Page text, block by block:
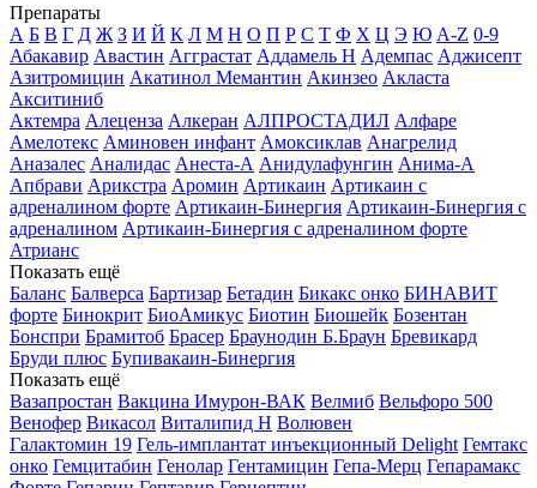
Препараты
А Б В Г Д Ж З И Й К Л М Н О П Р С Т Ф Х Ц Э Ю A-Z 0-9
Абакавир Авастин Агграстат Аддамель Н Адемпас Аджисепт
Азитромицин Акатинол Мемантин Акинзео Акласта
Акситиниб
Актемра Алеценза Алкеран АЛПРОСТАДИЛ Алфаре
Амелотекс Аминовен инфант Амоксиклав Анагрелид
Аназалес Аналидас Анеста-А Анидулафунгин Анима-А
Апбрави Арикстра Аромин Артикаин Артикаин с
адреналином форте Артикаин-Бинергия Артикаин-Бинергия с
адреналином Артикаин-Бинергия с адреналином форте
Атрианс
Показать ещё
Баланс Балверса Бартизар Бетадин Бикакс онко БИНАВИТ
форте Бинокрит БиоАмикус Биотин Биошейк Бозентан
Бонспри Брамитоб Брасер Браунодин Б.Браун Бревикард
Бруди плюс Бупивакаин-Бинергия
Показать ещё
Вазапростан Вакцина Имурон-ВАК Велмиб Вельфоро 500
Венофер Викасол Виталипид Н Волювен
Галактомин 19 Гель-имплантат инъекционный Delight Гемтакс
онко Гемцитабин Генолар Гентамицин Гепа-Мерц Гепарамакс